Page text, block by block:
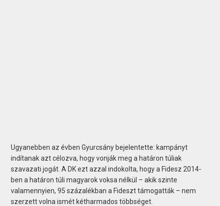
Ugyanebben az évben Gyurcsány bejelentette: kampányt
indítanak azt célozva, hogy vonják meg a határon túliak
szavazati jogát. A DK ezt azzal indokolta, hogy a Fidesz 2014-
ben a határon túli magyarok voksa nélkül – akik szinte
valamennyien, 95 százalékban a Fideszt támogatták – nem
szerzett volna ismét kétharmados többséget.